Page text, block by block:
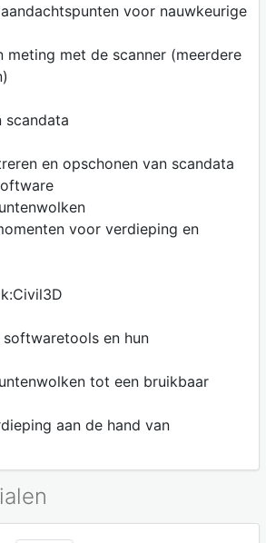
voor nauwkeurige
meting met de scanner (meerdere
scandata
en opschonen van scandata
voor verdieping en
en hun
tot een bruikbaar
aan de hand van